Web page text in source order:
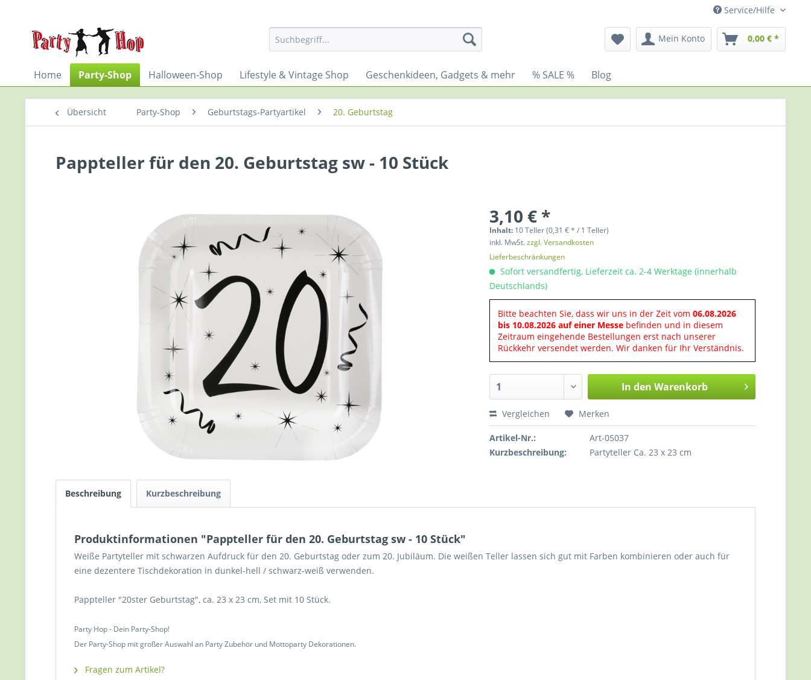
Service/Hilfe
Mein Konto 0,00 € *
Home Party-Shop Halloween-Shop Lifestyle & Vintage Shop Geschenkideen, Gadgets & mehr % SALE % Blog
Übersicht Party-Shop Geburtstags-Partyartikel 20. Geburtstag
Pappteller für den 20. Geburtstag sw - 10 Stück
3,10 € *
Inhalt: 10 Teller (0,31 € * / 1 Teller)
inkl. MwSt.zzgl. Versandkosten
Lieferbeschränkungen
Sofort versandfertig, Lieferzeit ca. 2-4 Werktage (innerhalb
Deutschlands)
Bitte beachten Sie, dass wir uns in der Zeit vom06.08.2026
bis 10.08.2026 auf einer Messe befinden und in diesem
Zeitraum eingehende Bestellungen erst nach unserer
Rückkehr versendet werden. Wir danken für Ihr Verständnis.
In den Warenkorb
Vergleichen Merken
Artikel-Nr.:
Art-05037
Kurzbeschreibung:
Partyteller Ca. 23 x 23 cm
Beschreibung Kurzbeschreibung
Produktinformationen "Pappteller für den 20. Geburtstag sw - 10 Stück"
Weiße Partyteller mit schwarzen Aufdruck für den 20. Geburtstag oder zum 20. Jubiläum. Die weißen Teller lassen sich gut mit Farben kombinieren oder auch für
eine dezentere Tischdekoration in dunkel-hell / schwarz-weiß verwenden.
Pappteller "20ster Geburtstag", ca. 23 x 23 cm, Set mit 10 Stück.
Party Hop - Dein Party-Shop!
Der Party-Shop mit großer Auswahl an Party Zubehör und Mottoparty Dekorationen.
Fragen zum Artikel?